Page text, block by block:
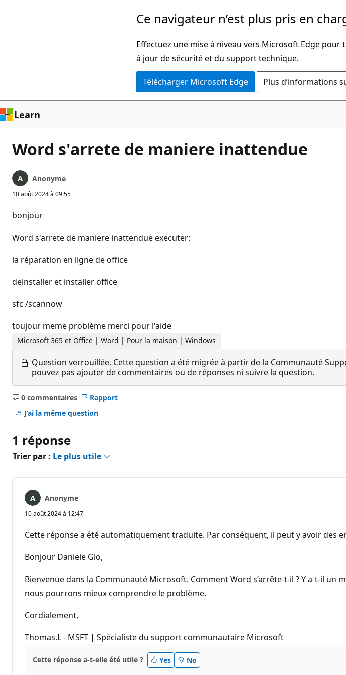
Ce navigateur n’est plus pris en
Effectuez une mise à niveau vers Microsoft Edge
à jour de sécurité et du support technique.
Télécharger Microsoft Edge Plus d’informations
Learn
Word s'arrete de maniere inattendue
Anonyme
10 août 2024 à 09:55
bonjour
Word s'arrete de maniere inattendue executer:
la réparation en ligne de office
deinstaller et installer office
sfc /scannow
toujour meme problème merci pour l'aide
Microsoft 365 et Office | Word | Pour la maison | Windows
Question verrouillée. Cette question a été migrée à partir de la Communauté
pouvez pas ajouter de commentaires ou de réponses ni suivre la question.
0 commentaires
Aucun
commentaire
Rapport
J’ai la même question
1 réponse
Trier par : Le plus utile
Anonyme
10 août 2024 à 12:47
Cette réponse a été automatiquement traduite. Par conséquent, il peut y avoir des
Bonjour Daniele Gio,
Bienvenue dans la Communauté Microsoft. Comment Word s’arrête-t-il ? Y a-t-il un
nous pourrons mieux comprendre le problème.
Cordialement,
Thomas.L - MSFT | Spécialiste du support communautaire Microsoft
Cette réponse a-t-elle été utile ? Yes No